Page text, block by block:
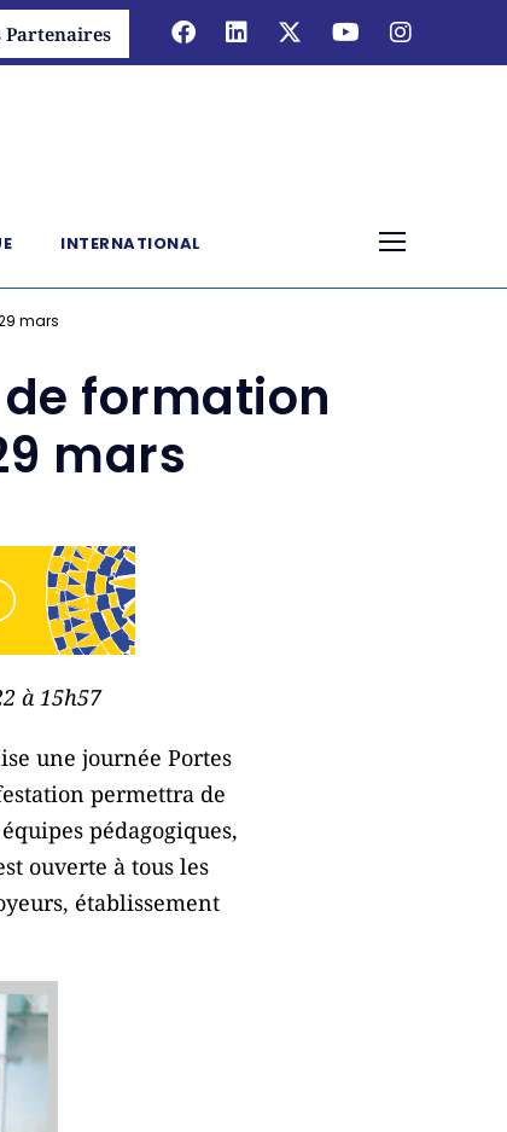
Partenaires
INTERNATIONAL
mars
de formation
mars
à 15h57
une journée Portes
permettra de
pédagogiques,
ouverte à tous les
établissement